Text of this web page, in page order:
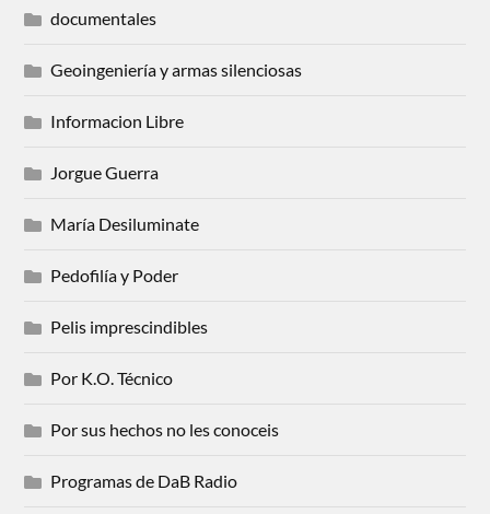
documentales
Geoingeniería y armas silenciosas
Informacion Libre
Jorgue Guerra
María Desiluminate
Pedofilía y Poder
Pelis imprescindibles
Por K.O. Técnico
Por sus hechos no les conoceis
Programas de DaB Radio